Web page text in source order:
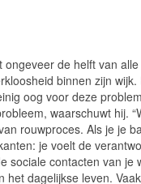
ongeveer de helft van
binnen zijn wijk.
oog voor deze
waarschuwt hij.
rouwproces. Als je je
je voelt de
sociale contacten van je
het dagelijkse leven.